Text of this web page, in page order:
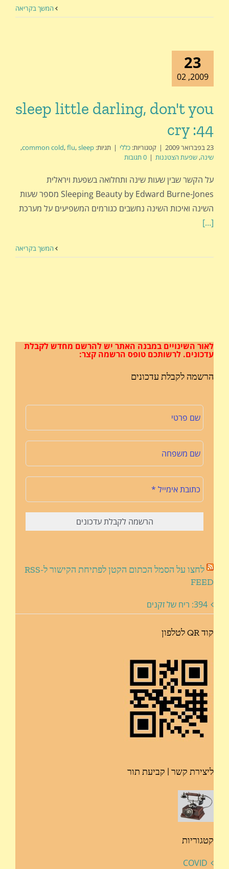
המשך בקריאה
23
2009, 02
sleep little darling, don't you
cry :44
23 בפברואר 2009 | קטגוריות: כללי | תגיות: common cold,flu,sleep
,
שינה, שפעת הצטננות | 0 תגובות
על הקשר שבין שעות שינה ותחלואה בשפעת ויראלית
Sleeping Beauty by Edward Burne-Jones מספר שעות
השינה ואיכות השינה נחשבים כגורמים המשפיעים על מערכת
[...]
המשך בקריאה
לאור השינויים במבנה האתריש להרשם מחדש לקבלת
עדכונים. לרשותכם טופס הרשמה קצר:
הרשמה לקבלת עדכונים
לחצו על הסמל הכתום הקטן לפתיחת הקישור ל-RSS
FEED
394: ריח של זקנים
קוד QR לטלפון
ליצירת קשר | קביעת תור
קטגוריות
COVID